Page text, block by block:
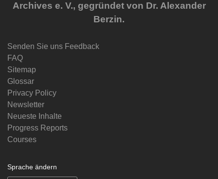
Archives e. V., gegründet von Dr. Alexander
Berzin.
Senden Sie uns Feedback
FAQ
Sitemap
Glossar
Privacy Policy
Newsletter
Neueste Inhalte
Progress Reports
Courses
Sprache ändern